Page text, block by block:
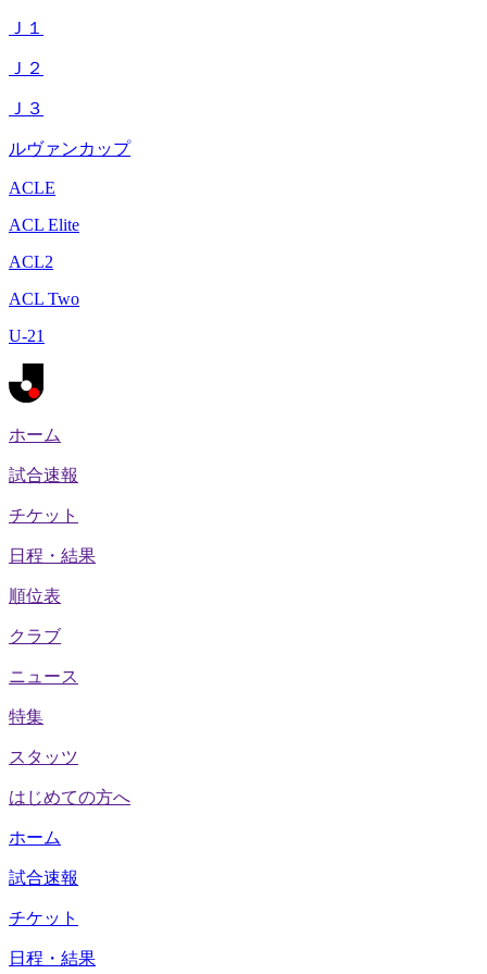
Ｊ１
Ｊ２
Ｊ３
ルヴァンカップ
ACLE
ACL Elite
ACL2
ACL Two
U-21
ホーム
試合速報
チケット
日程・結果
順位表
クラブ
ニュース
特集
スタッツ
はじめての方へ
ホーム
試合速報
チケット
日程・結果